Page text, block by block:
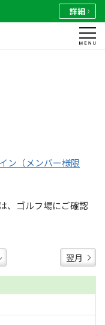
詳細
ン（メンバー様限
、ゴルフ場にご確認
翌月